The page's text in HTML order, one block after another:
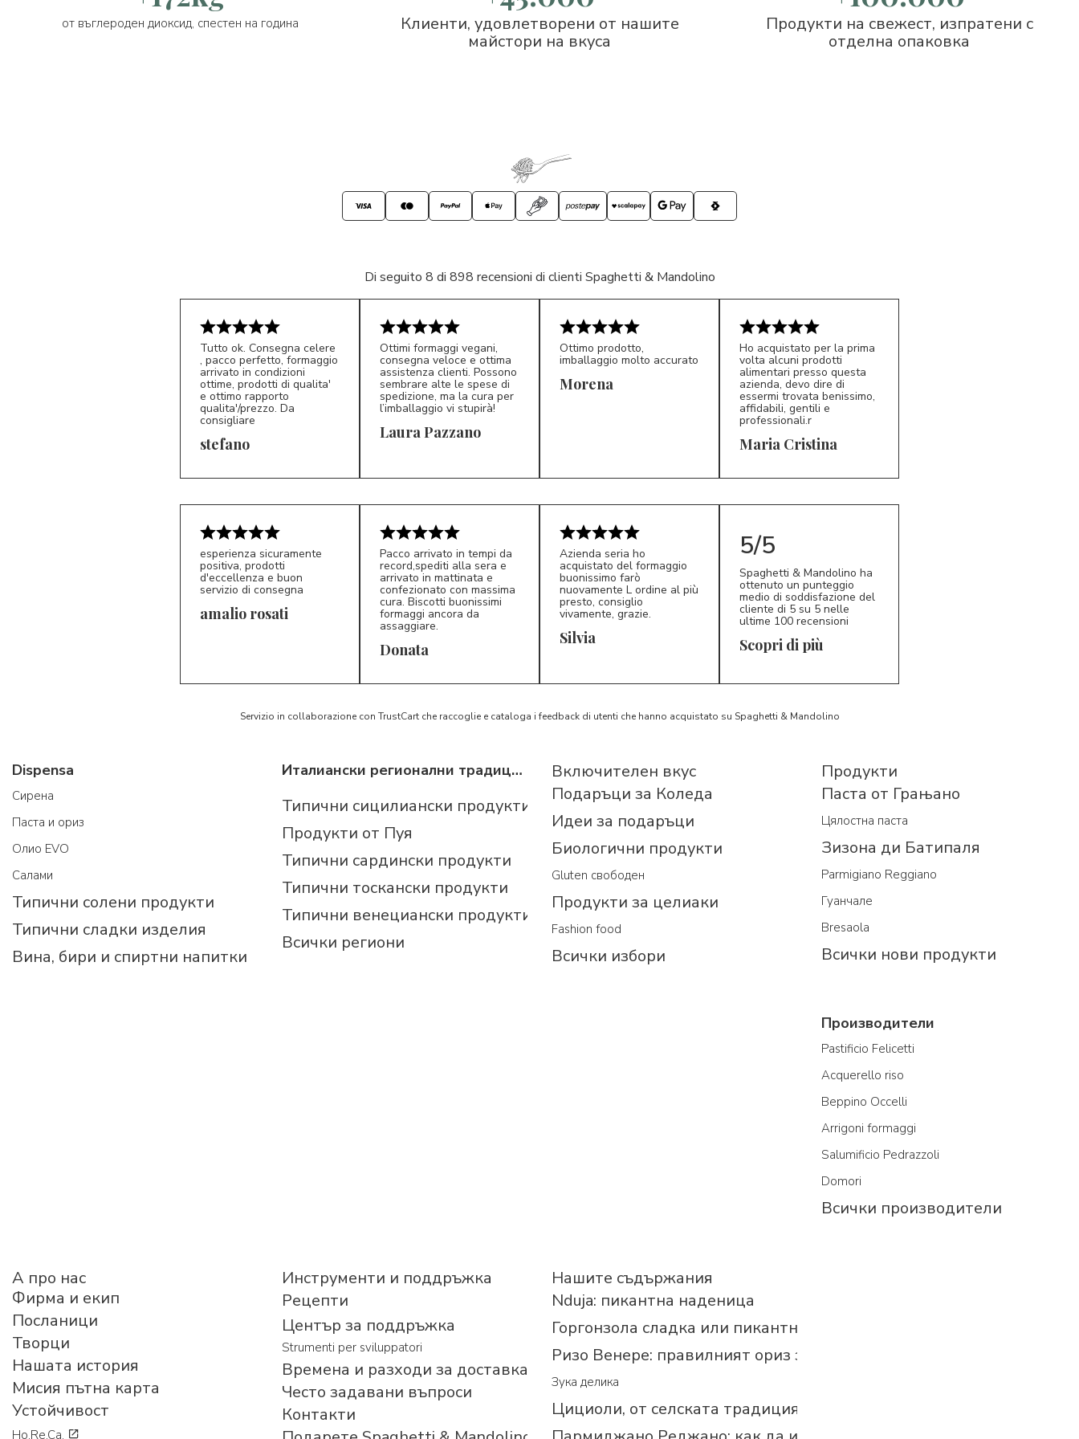
от въглероден диоксид, спестен на година
Клиенти, удовлетворени от нашите
майстори на вкуса
Продукти на свежест, изпратени с
отделна опаковка
Di seguito 8 di 898 recensioni di clienti Spaghetti & Mandolino
S*
Tutto ok. Consegna celere
, pacco perfetto, formaggio
arrivato in condizioni
ottime, prodotti di qualita'
e ottimo rapporto
qualita'/prezzo. Da
consigliare
stefano LP 5/5
Ottimi formaggi vegani,
consegna veloce e ottima
assistenza clienti. Possono
sembrare alte le spese di
spedizione, ma la cura per
l’imballaggio vi stupirà!
Laura Pazzano
Ottimo prodotto,
imballaggio molto accurato
Morena
MC 5/5
Ho acquistato per la prima
volta alcuni prodotti
alimentari presso questa
azienda, devo dire di
essermi trovata benissimo,
affidabili, gentili e
professionali.r
Maria Cristina
esperienza sicuramente
positiva, prodotti
d'eccellenza e buon
servizio di consegna
amalio rosati
D*
Pacco arrivato in tempi da
record,spediti alla sera e
arrivato in mattinata e
confezionato con massima
cura. Biscotti buonissimi
formaggi ancora da
assaggiare.
Donata S*
Azienda seria ho
acquistato del formaggio
buonissimo farò
nuovamente L ordine al più
presto, consiglio
vivamente, grazie.
Silvia
5/5
Spaghetti & Mandolino ha
ottenuto un punteggio
medio di soddisfazione del
cliente di 5 su 5 nelle
ultime 100 recensioni
Scopri di più
Servizio in collaborazione con TrustCart che raccoglie e cataloga i feedback di utenti che hanno acquistato su Spaghetti & Mandolino
Dispensa
Cирена
Паста и ориз
Олио EVO
Салами
Типични солени продукти
Типични сладки изделия
Вина, бири и спиртни напитки
Италиански регионални традиционни продукти
Типични сицилиански продукти
Продукти от Пуя
Типични сардински продукти
Типични тоскански продукти
Типични венециански продукти
Всички региони
Включителен вкус
Подаръци за Коледа
Идеи за подаръци
Биологични продукти
Gluten свободен
Продукти за целиаки
Fashion food
Всички избори
Продукти
Паста от Грањано
Цялостна паста
Зизона ди Батипаля
Parmigiano Reggiano
Гуанчале
Bresaola
Всички нови продукти
Производители
Pastificio Felicetti
Acquerello riso
Beppino Occelli
Arrigoni formaggi
Salumificio Pedrazzoli
Domori
Всички производители
A про нас
Фирма и екип
Посланици
Творци
Нашата история
Мисия пътна карта
Устойчивост
Ho.Re.Ca.
Инструменти и поддръжка
Рецепти
Център за поддръжка
Strumenti per sviluppatori
Времена и разходи за доставка
Често задавани въпроси
Контакти
Нашите съдържания
Nduja: пикантна наденица
Горгонзола сладка или пикантна?
Ризо Венере: правилният ориз за...
Зука делика
Цициоли, от селската традиция